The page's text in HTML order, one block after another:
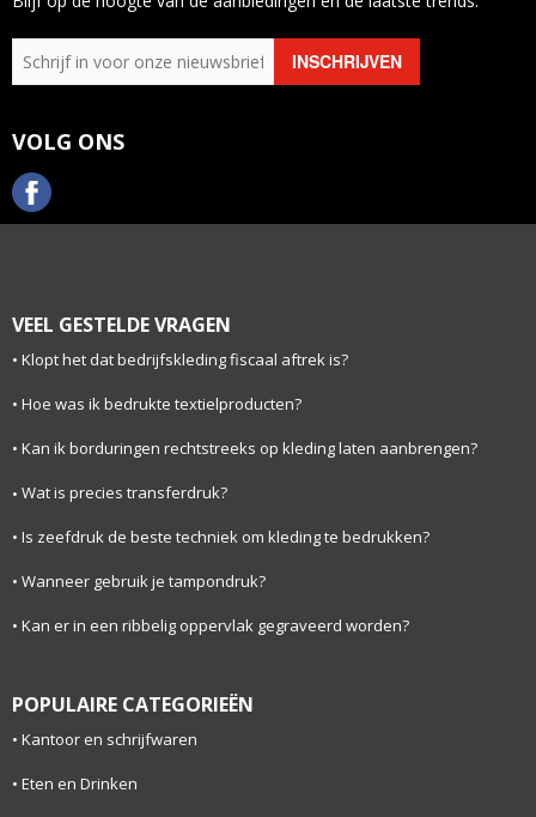
VOLG ONS
VEEL GESTELDE VRAGEN
Klopt het dat bedrijfskleding fiscaal aftrek is?
Hoe was ik bedrukte textielproducten?
Kan ik borduringen rechtstreeks op kleding laten aanbrengen?
Wat is precies transferdruk?
Is zeefdruk de beste techniek om kleding te bedrukken?
Wanneer gebruik je tampondruk?
Kan er in een ribbelig oppervlak gegraveerd worden?
POPULAIRE CATEGORIEËN
Kantoor en schrijfwaren
Eten en Drinken